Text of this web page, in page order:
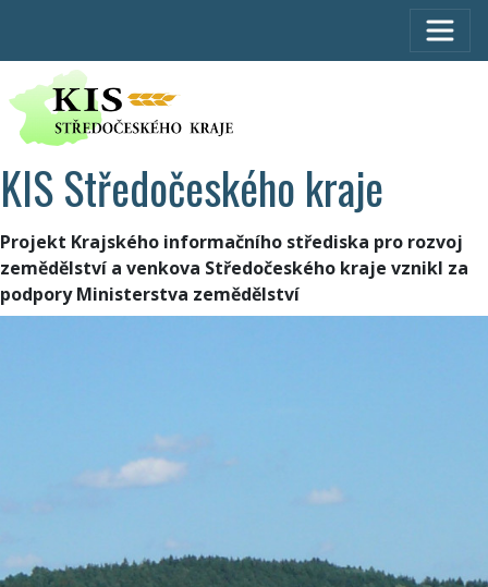
KIS Středočeského kraje
Projekt Krajského informačního střediska pro rozvoj
zemědělství a venkova Středočeského kraje vznikl za
podpory Ministerstva zemědělství